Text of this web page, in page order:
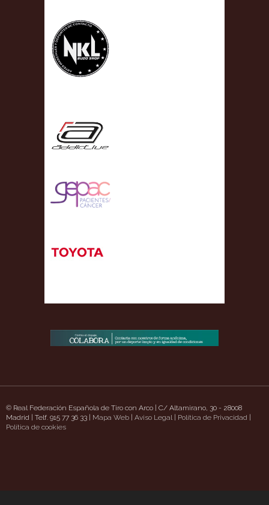
© Real Federación Española de Tiro con Arco | C/ Altamirano, 30 - 28008
Madrid | Telf. 915 77 36 33 | Mapa Web Aviso Legal| Política de Privacidad
Política de cookies
https://southsidepizzaschatt.com/